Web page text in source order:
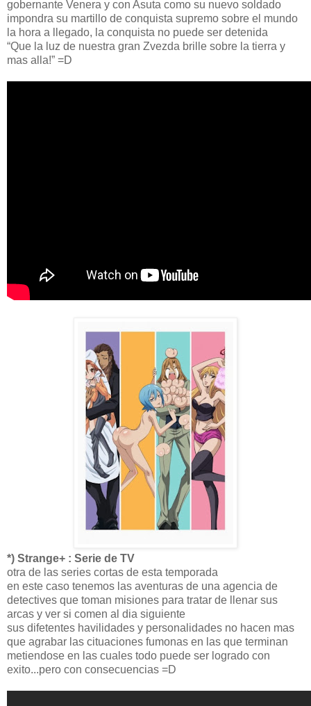
gobernante Venera y con Asuta como su nuevo soldado
impondra su martillo de conquista supremo sobre el mundo
la hora a llegado, la conquista no puede ser detenida
“Que la luz de nuestra gran Zvezda brille sobre la tierra y
mas alla!” =D
*) Strange+ : Serie de TV
otra de las series cortas de esta temporada
en este caso tenemos las aventuras de una agencia de
detectives que toman misiones para tratar de llenar sus
arcas y ver si comen al dia siguiente
sus difetentes havilidades y personalidades no hacen mas
que agrabar las cituaciones fumonas en las que terminan
metiendose en las cuales todo puede ser logrado con
exito...pero con consecuencias =D